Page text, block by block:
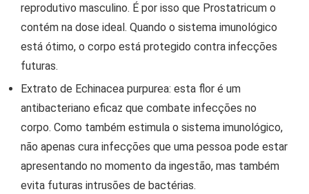
reprodutivo masculino. É por isso que Prostatricum o
contém na dose ideal. Quando o sistema imunológico
está ótimo, o corpo está protegido contra infecções
futuras.
Extrato de Echinacea purpurea: esta flor é um
antibacteriano eficaz que combate infecções no
corpo. Como também estimula o sistema imunológico,
não apenas cura infecções que uma pessoa pode estar
apresentando no momento da ingestão, mas também
evita futuras intrusões de bactérias.